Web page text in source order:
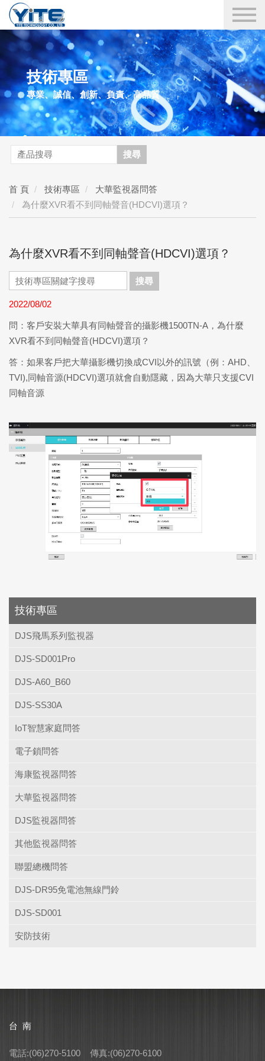
YITE Technology
技術專區
專業、誠信、創新、負責、高品質
搜尋
首 頁 技術專區
大華監視器問答
為什麼XVR看不到同軸聲音(HDCVI)選項？
為什麼XVR看不到同軸聲音(HDCVI)選項？
搜尋
2022/08/02
問：客戶安裝大華具有同軸聲音的攝影機1500TN-A，為什麼
XVR看不到同軸聲音(HDCVI)選項？
答：如果客戶把大華攝影機切換成CVI以外的訊號（例：AHD、
TVI),同軸音源(HDCVI)選項就會自動隱藏，因為大華只支援CVI
同軸音源
技術專區
DJS飛馬系列監視器
DJS-SD001Pro
DJS-A60_B60
DJS-SS30A
IoT智慧家庭問答
電子鎖問答
海康監視器問答
大華監視器問答
DJS監視器問答
其他監視器問答
聯盟總機問答
DJS-DR95免電池無線門鈴
DJS-SD001
安防技術
台 南
電話:(06)270-5100 傳真:(06)270-6100